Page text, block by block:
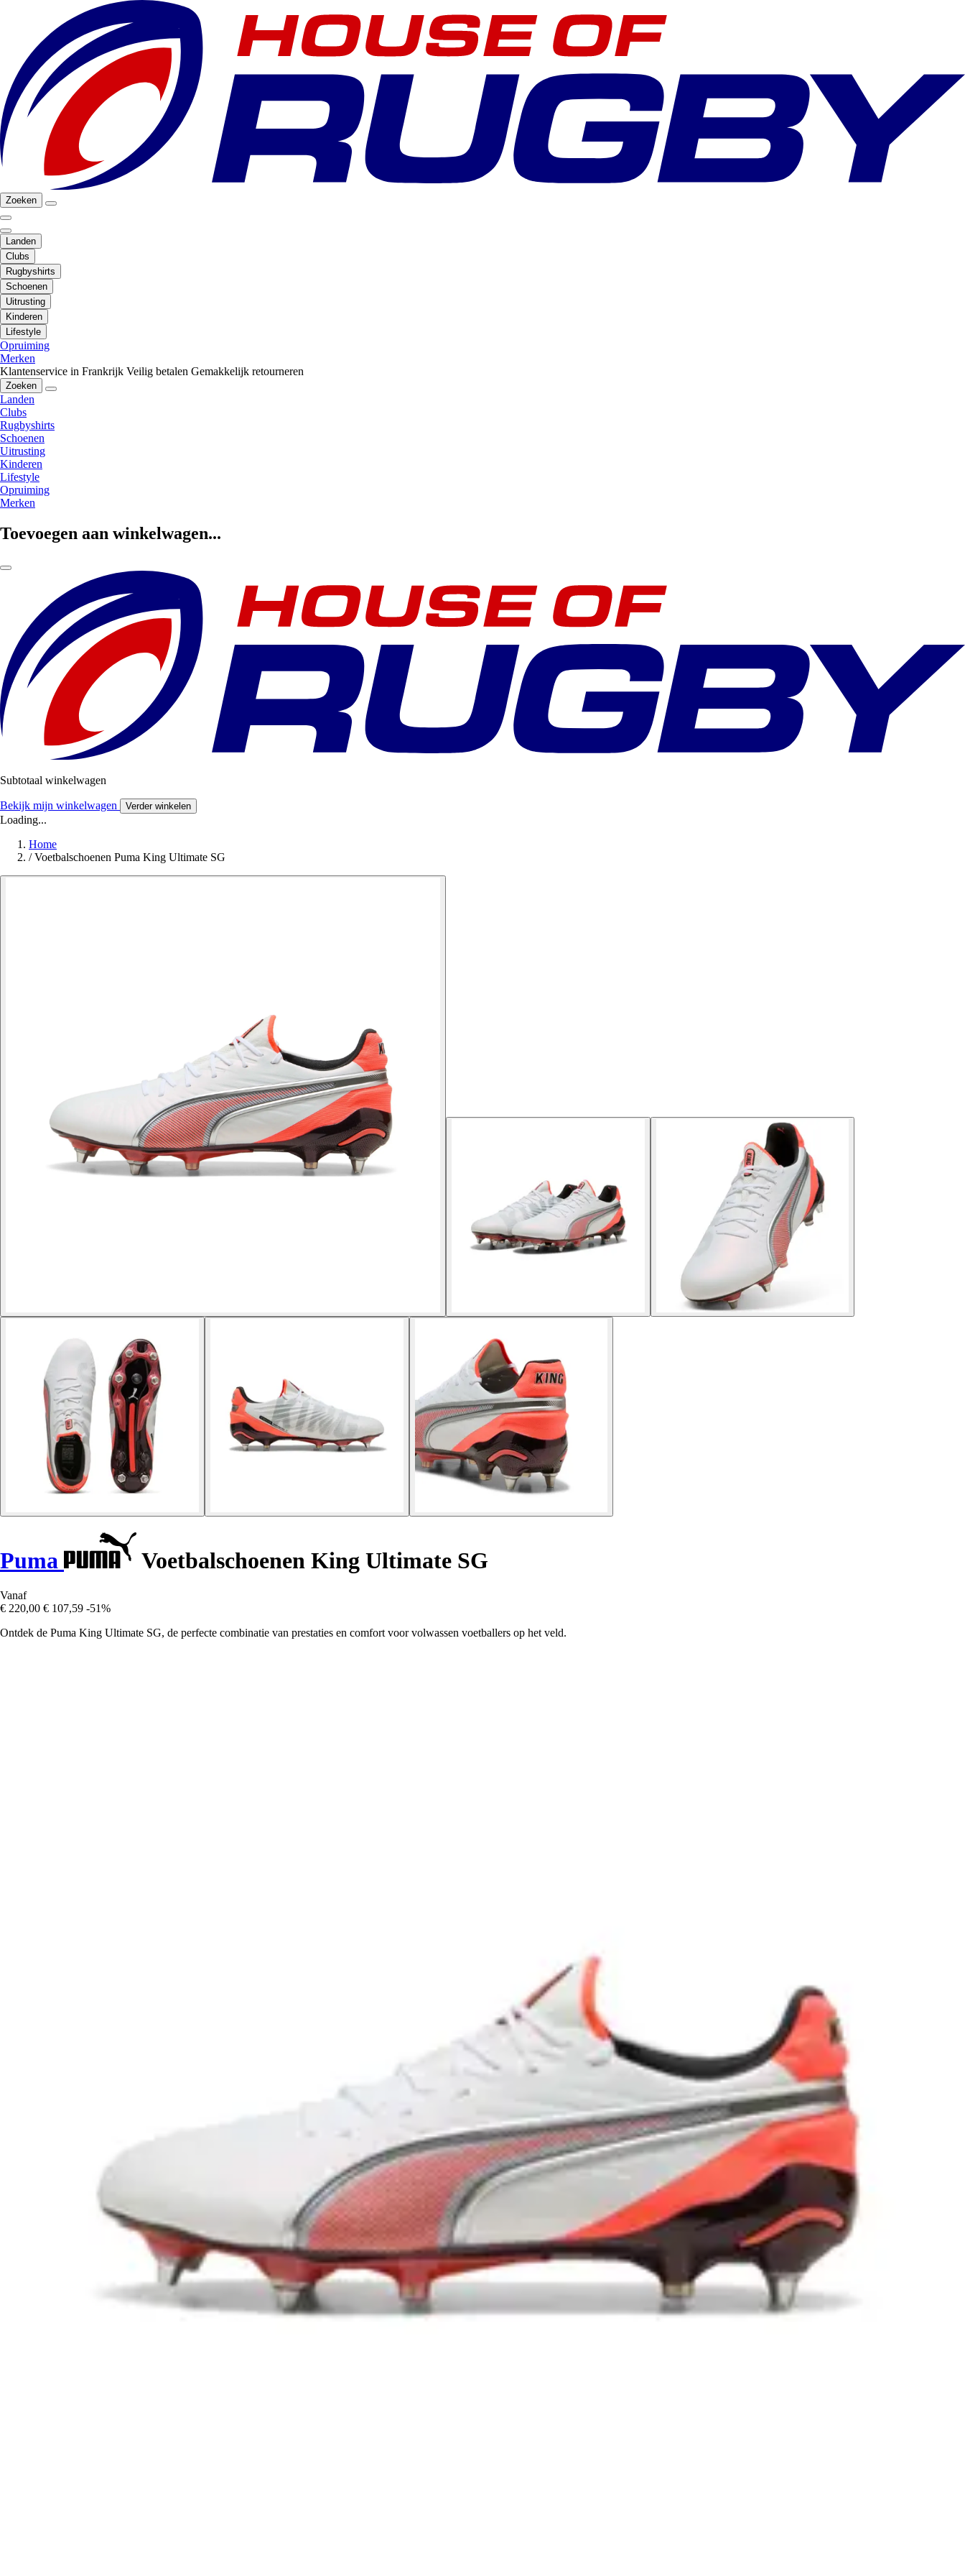
Zoeken
Landen
Clubs
Rugbyshirts
Schoenen
Uitrusting
Kinderen
Lifestyle
Opruiming
Merken
Klantenservice in Frankrijk Veilig betalen Gemakkelijk retourneren
Zoeken
Landen
Clubs
Rugbyshirts
Schoenen
Uitrusting
Kinderen
Lifestyle
Opruiming
Merken
Toevoegen aan winkelwagen...
Subtotaal winkelwagen
Bekijk mijn winkelwagen Verder winkelen
Loading...
Home
/ Voetbalschoenen Puma King Ultimate SG
Puma Voetbalschoenen King Ultimate SG
Vanaf
€ 220,00 € 107,59 -51%
Ontdek de Puma King Ultimate SG, de perfecte combinatie van prestaties en comfort voor volwassen voetballers op het veld.